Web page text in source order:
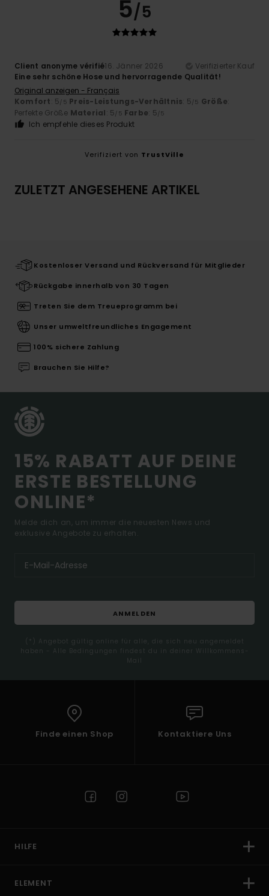
5/5
Client anonyme vérifié16. Jänner 2026
Verifizierter Kauf
Eine sehr schöne Hose und hervorragende Qualität!
Original anzeigen - Français
Komfort: 5/5 Preis-Leistungs-Verhältnis: 5/5 Größe:
Perfekte Größe Material: 5/5 Farbe: 5/5
Ich empfehle dieses Produkt
Verifiziert von TrustVille
ZULETZT ANGESEHENE ARTIKEL
Kostenloser Versand und Rückversand für Mitglieder
Rückgabe innerhalb von 30 Tagen
Treten Sie dem Treueprogramm bei
Unser umweltfreundliches Engagement
100% sichere Zahlung
Brauchen Sie Hilfe?
15% RABATT AUF DEINE
ERSTE BESTELLUNG
ONLINE*
Melde dich an, um immer die neuesten News und
exklusive Angebote zu erhalten.
ANMELDEN
(*) Angebot gültig online für alle, die sich neu angemeldet
haben - Alle Bedingungen findest du in deiner Willkommens-
Mail
Finde einen Shop Kontaktiere Uns
HILFE
ELEMENT